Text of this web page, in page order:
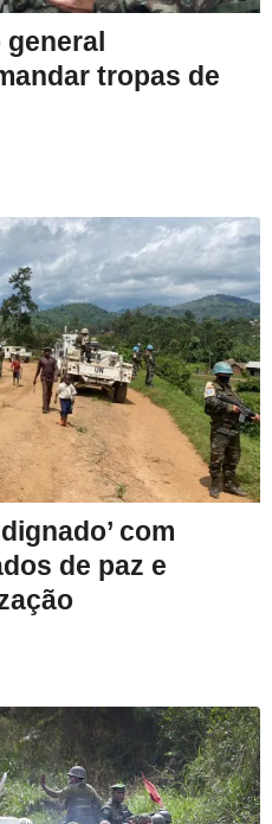
general
tropas de
com
de paz e